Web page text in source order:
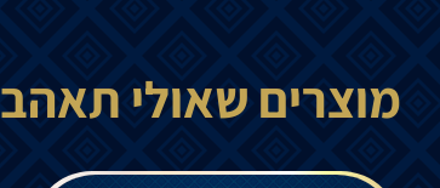
מוצרים שאולי תאהב